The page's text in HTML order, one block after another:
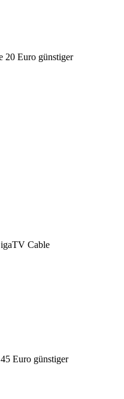
20 Euro günstiger
Cable
Euro günstiger